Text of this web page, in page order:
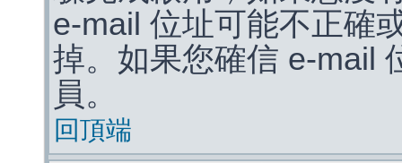
e-mail 位址可能不正確
掉。如果您確信 e-mail
員。
回頂端